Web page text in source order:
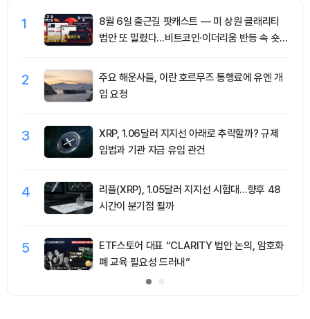
1
8월 6일 출근길 팟캐스트 — 미 상원 클래리티
법안 또 밀렸다…비트코인·이더리움 반등 속 숏
2
주요 해운사들, 이란 호르무즈 통행료에 유엔 개
입 요청
3
XRP, 1.06달러 지지선 아래로 추락할까? 규제
입법과 기관 자금 유입 관건
4
리플(XRP), 1.05달러 지지선 시험대…향후 48
시간이 분기점 될까
5
ETF스토어 대표 “CLARITY 법안 논의, 암호화
폐 교육 필요성 드러내”